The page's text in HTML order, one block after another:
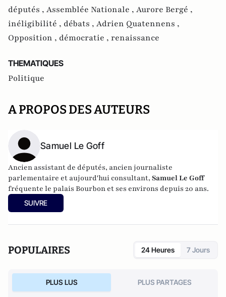
députés , Assemblée Nationale , Aurore Bergé ,
inéligibilité , débats , Adrien Quatennens ,
Opposition , démocratie , renaissance
THEMATIQUES
Politique
A PROPOS DES AUTEURS
Samuel Le Goff
Ancien assistant de députés, ancien journaliste
parlementaire et aujourd'hui consultant, Samuel Le Goff
fréquente le palais Bourbon et ses environs depuis 20 ans.
SUIVRE
POPULAIRES 24 Heures 7 Jours
PLUS LUS PLUS PARTAGES